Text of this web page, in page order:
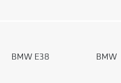
BMW E38 BMW